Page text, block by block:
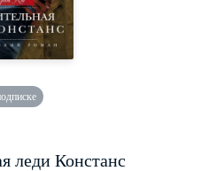
леди Констанс